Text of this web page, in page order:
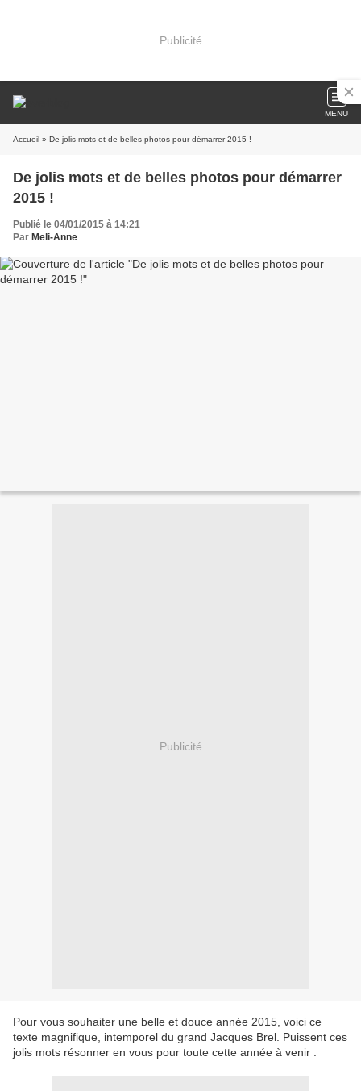
Publicité
MENU
Accueil » De jolis mots et de belles photos pour démarrer 2015 !
De jolis mots et de belles photos pour démarrer
2015 !
Publié le 04/01/2015 à 14:21
Par Meli-Anne
Publicité
Pour vous souhaiter une belle et douce année 2015, voici ce
texte magnifique, intemporel du grand Jacques Brel. Puissent ces
jolis mots résonner en vous pour toute cette année à venir :